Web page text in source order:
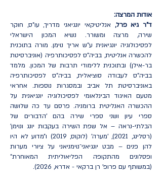
אודות המרצה:
ד"ר גיא פרל, אנליטיקאי יונגיאני מדריך, עו"ס, חוקר
שירה, מרצה ומשורר. נשיא המכון הישראלי
לפסיכולוגיה יונגיאנית ע״ש אריך נוימן. מורה בתוכנית
להכשרה אנליטית, בביה"ס לפסיכותרפיה (אוניברסיטת
בר-אילן) ובתוכנית ללימודי תרבות של המכון. מלמד
בביה"ס לעבודה סוציאלית, בביה"ס לפסיכותרפיה
באוניברסיטת תל אביב ובמסגרות נוספות. אחראי
מטעם האיגוד הבינלאומי לפסיכולוגיה יונגיאנית על
ההכשרה האנליטית ברומניה. פרסם עד כה שלושה
ספרי עיון ושני ספרי שירה בהם ׳הדבורים של
הבלתי-נראה – אל שפת השירה בעקבות יונג ונוימן'
(רסלינג, 2021), 'מערה' (לוקוס, 2019) ו״מדוע לא היו
להן פנים – מבט יונגיאני־נוימניאני על ציורי מערות
ופסלונים מהתקופה הפליאוליתית המאוחרת״
(במשותף עם פרופ׳ רן ברקאי - אדרא, 2026).